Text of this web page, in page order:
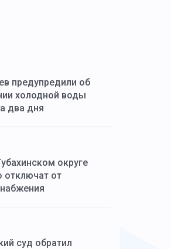
предупредили об
холодной воды
два дня
округе
отключат от
суд обратил